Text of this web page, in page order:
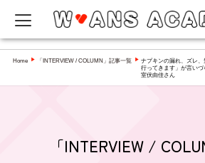
W-ANS ACADEMYってな
Q&A
アカデミー
Home ▶ 「INTERVIEW / COLUMN」記事一覧 ▶ ナプキンの漏れ、ズレ
行ってきます」が言い
室伏由佳さん
「INTERVIEW /